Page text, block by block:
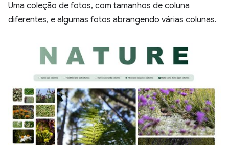
Uma coleção de fotos, com tamanhos de coluna
diferentes, e algumas fotos abrangendo várias colunas.